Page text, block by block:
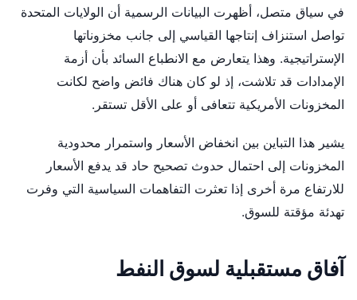
في سياق متصل، أظهرت البيانات الرسمية أن الولايات المتحدة
تواصل استنزاف إنتاجها القياسي إلى جانب مخزوناتها
الإستراتيجية. وهذا يتعارض مع الانطباع السائد بأن أزمة
الإمدادات قد تلاشت، إذ لو كان هناك فائض واضح لكانت
المخزونات الأمريكية تتعافى أو على الأقل تستقر.
يشير هذا التباين بين انخفاض الأسعار واستمرار محدودية
المخزونات إلى احتمال حدوث تصحيح حاد قد يدفع الأسعار
للارتفاع مرة أخرى إذا تعثرت التفاهمات السياسية التي وفرت
تهدئة مؤقتة للسوق.
آفاق مستقبلية لسوق النفط